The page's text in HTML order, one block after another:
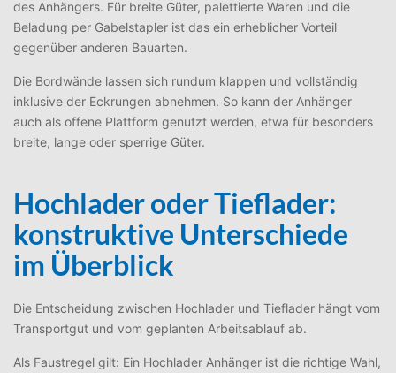
des Anhängers. Für breite Güter, palettierte Waren und die
Beladung per Gabelstapler ist das ein erheblicher Vorteil
gegenüber anderen Bauarten.
Die Bordwände lassen sich rundum klappen und vollständig
inklusive der Eckrungen abnehmen. So kann der Anhänger
auch als offene Plattform genutzt werden, etwa für besonders
breite, lange oder sperrige Güter.
Hochlader oder Tieflader:
konstruktive Unterschiede
im Überblick
Die Entscheidung zwischen Hochlader und Tieflader hängt vom
Transportgut und vom geplanten Arbeitsablauf ab.
Als Faustregel gilt: Ein Hochlader Anhänger ist die richtige Wahl,